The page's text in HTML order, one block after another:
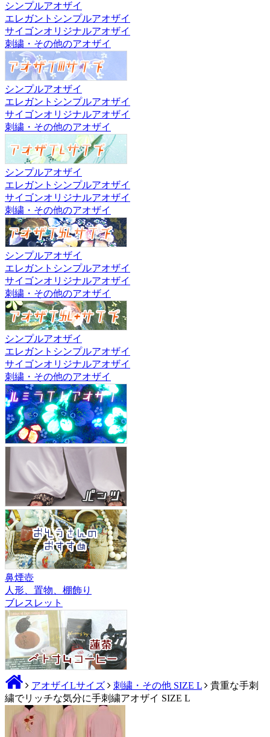
シンプルアオザイ
エレガントシンプルアオザイ
サイゴンオリジナルアオザイ
刺繍・その他のアオザイ
シンプルアオザイ
エレガントシンプルアオザイ
サイゴンオリジナルアオザイ
刺繍・その他のアオザイ
シンプルアオザイ
エレガントシンプルアオザイ
サイゴンオリジナルアオザイ
刺繍・その他のアオザイ
シンプルアオザイ
エレガントシンプルアオザイ
サイゴンオリジナルアオザイ
刺繍・その他のアオザイ
シンプルアオザイ
エレガントシンプルアオザイ
サイゴンオリジナルアオザイ
刺繍・その他のアオザイ
鼻煙壺
人形、置物、棚飾り
ブレスレット
アオザイLサイズ 刺繍・その他 SIZE L
貴重な手刺
繍でリッチな気分に手刺繍アオザイ SIZE L